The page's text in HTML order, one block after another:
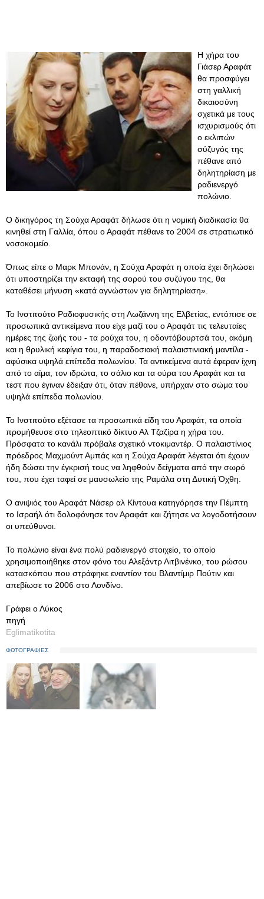
Η χήρα του
Γιάσερ Αραφάτ
θα προσφύγει
στη γαλλική
δικαιοσύνη
σχετικά με τους
ισχυρισμούς ότι
ο εκλιπών
σύζυγός της
πέθανε από
δηλητηρίαση με
ραδιενεργό
πολώνιο.
Ο δικηγόρος τη Σούχα Αραφάτ δήλωσε ότι η νομική διαδικασία θα
κινηθεί στη Γαλλία, όπου ο Αραφάτ πέθανε το 2004 σε στρατιωτικό
νοσοκομείο.
Όπως είπε ο Μαρκ Μπονάν, η Σούχα Αραφάτ η οποία έχει δηλώσει
ότι υποστηρίζει την εκταφή της σορού του συζύγου της, θα
καταθέσει μήνυση «κατά αγνώστων για δηλητηρίαση».
Το Ινστιτούτο Ραδιοφυσικής στη Λωζάννη της Ελβετίας, εντόπισε σε
προσωπικά αντικείμενα που είχε μαζί του ο Αραφάτ τις τελευταίες
ημέρες της ζωής του - τα ρούχα του, η οδοντόβουρτσά του, ακόμη
και η θρυλική κεφίγια του, η παραδοσιακή παλαιστινιακή μαντίλα -
αφύσικα υψηλά επίπεδα πολωνίου. Τα αντικείμενα αυτά έφεραν ίχνη
από το αίμα, τον ιδρώτα, το σάλιο και τα ούρα του Αραφάτ και τα
τεστ που έγιναν έδειξαν ότι, όταν πέθανε, υπήρχαν στο σώμα του
υψηλά επίπεδα πολωνίου.
Το Ινστιτούτο εξέτασε τα προσωπικά είδη του Αραφάτ, τα οποία
προμήθευσε στο τηλεοπτικό δίκτυο Αλ Τζαζίρα η χήρα του.
Πρόσφατα το κανάλι πρόβαλε σχετικό ντοκιμαντέρ. Ο παλαιστίνιος
πρόεδρος Μαχμούντ Αμπάς και η Σούχα Αραφάτ λέγεται ότι έχουν
ήδη δώσει την έγκρισή τους να ληφθούν δείγματα από την σωρό
του, που έχει ταφεί σε μαυσωλείο της Ραμάλα στη Δυτική Όχθη.
Ο ανιψιός του Αραφάτ Νάσερ αλ Κίντουα κατηγόρησε την Πέμπτη
το Ισραήλ ότι δολοφόνησε τον Αραφάτ και ζήτησε να λογοδοτήσουν
οι υπεύθυνοι.
Το πολώνιο είναι ένα πολύ ραδιενεργό στοιχείο, το οποίο
χρησιμοποιήθηκε στον φόνο του Αλεξάντρ Λιτβινένκο, του ρώσου
κατασκόπου που στράφηκε εναντίον του Βλαντίμιρ Πούτιν και
απεβίωσε το 2006 στο Λονδίνο.
Γράφει ο Λύκος
πηγή
Eglimatikotita
ΦΩΤΟΓΡΑΦΙΕΣ